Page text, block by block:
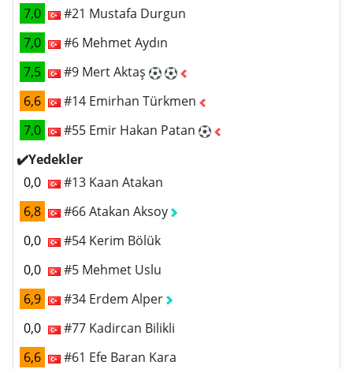
7,0
#21 Mustafa Durgun
7,0
#6 Mehmet Aydın
7,5
#9 Mert Aktaş
6,6
#14 Emirhan Türkmen
7,0
#55 Emir Hakan Patan
✔️Yedekler
0,0
#13 Kaan Atakan
6,8
#66 Atakan Aksoy
0,0
#54 Kerim Bölük
0,0
#5 Mehmet Uslu
6,9
#34 Erdem Alper
0,0
#77 Kadircan Bilikli
6,6
#61 Efe Baran Kara